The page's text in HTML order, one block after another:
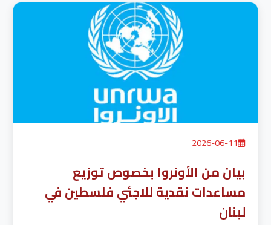
2026-06-11
بيان من الأونروا بخصوص توزيع
مساعدات نقدية للاجئي فلسطين في
لبنان